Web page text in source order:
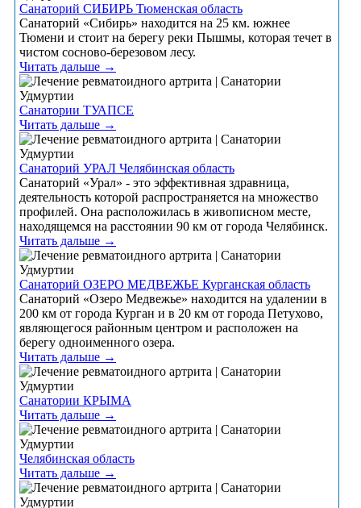
Санаторий СИБИРЬ Тюменская область
Санаторий «Сибирь» находится на 25 км. южнее
Тюмени и стоит на берегу реки Пышмы, которая течет в
чистом сосново-березовом лесу.
Читать дальше →
Санатории ТУАПСЕ
Читать дальше →
Санаторий УРАЛ Челябинская область
Санаторий «Урал» - это эффективная здравница,
деятельность которой распространяется на множество
профилей. Она расположилась в живописном месте,
находящемся на расстоянии 90 км от города Челябинск.
Читать дальше →
Санаторий ОЗЕРО МЕДВЕЖЬЕ Курганская область
Санаторий «Озеро Медвежье» находится на удалении в
200 км от города Курган и в 20 км от города Петухово,
являющегося районным центром и расположен на
берегу одноименного озера.
Читать дальше →
Санатории КРЫМА
Читать дальше →
Челябинская область
Читать дальше →